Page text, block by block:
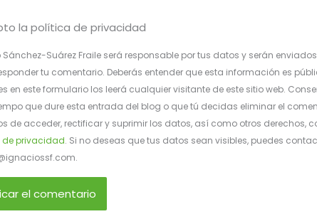
la política de privacidad
Suárez Fraile será responsable por tus datos y serán
tu comentario. Deberás entender que esta información es
en este formulario los leerá cualquier visitante de este sitio web.
que dure esta entrada del blog o que tú decidas eliminar el
de acceder, rectificar y suprimir los datos, así como otros derechos,
privacidad. Si no deseas que tus datos sean visibles, puedes